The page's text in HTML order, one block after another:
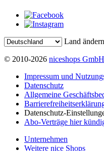
Land ändern
© 2010-2026 niceshops GmbH
Impressum und
Datenschutz
Allgemeine
Datenschutz-
Abo-Verträge hier
Unternehmen
Weitere nice Shops